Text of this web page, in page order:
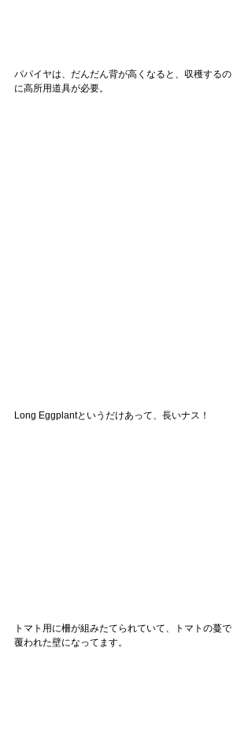
パパイヤは、だんだん背が高くなると、収穫するの
に高所用道具が必要。
Long Eggplantというだけあって、長いナス！
トマト用に柵が組みたてられていて、トマトの蔓で
覆われた壁になってます。